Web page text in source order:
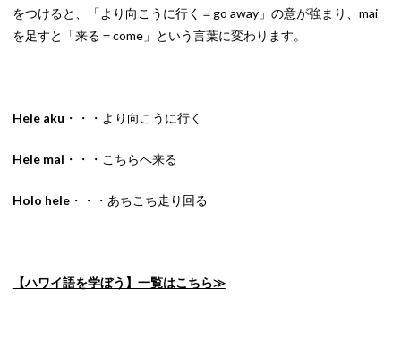
をつけると、「より向こうに行く＝go away」の意が強まり、mai
を足すと「来る＝come」という言葉に変わります。
Hele aku ・・・より向こうに行く
Hele mai ・・・こちらへ来る
Holo hele・・・あちこち走り回る
【ハワイ語を学ぼう】一覧はこちら≫